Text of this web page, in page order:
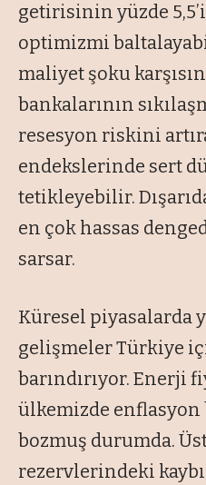
getirisinin yüzde 5,5’i
optimizmi
maliyet şoku
bankalarının
resesyon riskini
endekslerinde sert
tetikleyebilir.
en çok hassas
sarsar.
Küresel piyasalarda
gelişmeler Türkiye
barındırıyor. Enerji
ülkemizde
bozmuş durumda.
rezervlerindeki